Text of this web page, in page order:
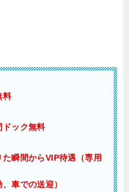
料
ック無料
瞬間からVIP待遇（専用
車での送迎）